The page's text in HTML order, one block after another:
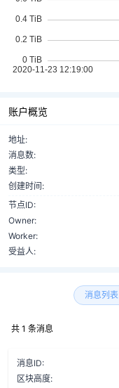
账户概览
地址:
消息数:
类型:
创建时间:
节点ID:
Owner:
Worker:
受益人:
消息列表
共 1 条消息
消息ID:
区块高度: